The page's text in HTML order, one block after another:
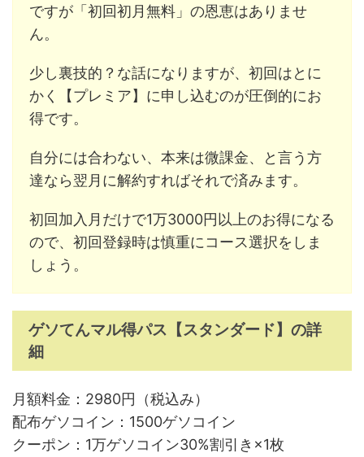
ですが「初回初月無料」の恩恵はありませ
ん。
少し裏技的？な話になりますが、初回はとに
かく【プレミア】に申し込むのが圧倒的にお
得です。
自分には合わない、本来は微課金、と言う方
達なら翌月に解約すればそれで済みます。
初回加入月だけで1万3000円以上のお得になる
ので、初回登録時は慎重にコース選択をしま
しょう。
ゲソてんマル得パス【スタンダード】の詳
細
月額料金：2980円（税込み）
配布ゲソコイン：1500ゲソコイン
クーポン：1万ゲソコイン30%割引き×1枚